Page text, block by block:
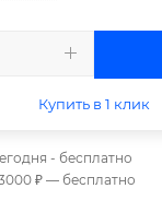
Купить в 1 клик
- бесплатно
₽ — бесплатно